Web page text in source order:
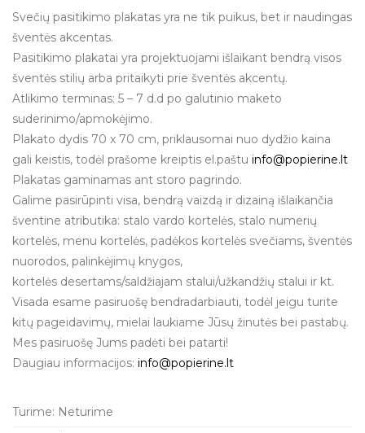
Svečių pasitikimo plakatas yra ne tik puikus, bet ir naudingas
šventės akcentas.
Pasitikimo plakatai yra projektuojami išlaikant bendrą visos
šventės stilių arba pritaikyti prie šventės akcentų.
Atlikimo terminas: 5 – 7 d.d po galutinio maketo
suderinimo/apmokėjimo.
Plakato dydis 70 x 70 cm, priklausomai nuo dydžio kaina
gali keistis, todėl prašome kreiptis el.paštu info@popierine.lt
Plakatas gaminamas ant storo pagrindo.
Galime pasirūpinti visa, bendrą vaizdą ir dizainą išlaikančia
šventine atributika: stalo vardo kortelės, stalo numerių
kortelės, menu kortelės, padėkos kortelės svečiams, šventės
nuorodos, palinkėjimų knygos,
kortelės desertams/saldžiajam stalui/užkandžių stalui ir kt.
Visada esame pasiruošę bendradarbiauti, todėl jeigu turite
kitų pageidavimų, mielai laukiame Jūsų žinutės bei pastabų.
Mes pasiruošę Jums padėti bei patarti!
Daugiau informacijos: info@popierine.lt
Turime: Neturime